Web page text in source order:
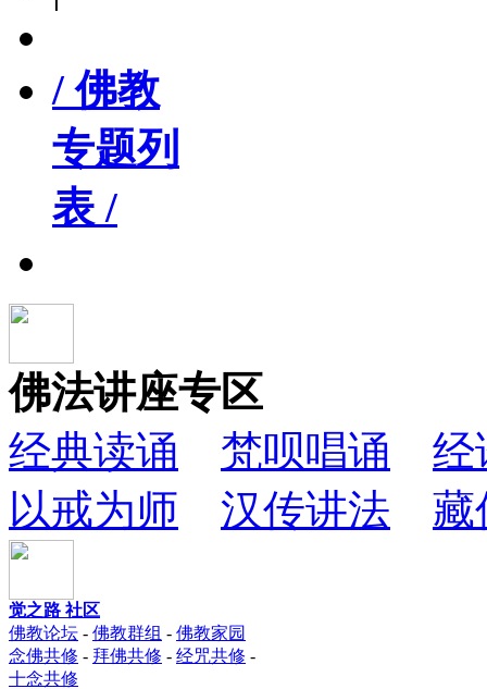
/ 佛教
专题列
表 /
佛法讲座专区
经典读诵
梵呗唱诵
经
以戒为师
汉传讲法 藏
觉之路 社区
佛教论坛 - 佛教群组 - 佛教家园
念佛共修 - 拜佛共修 - 经咒共修 -
十念共修